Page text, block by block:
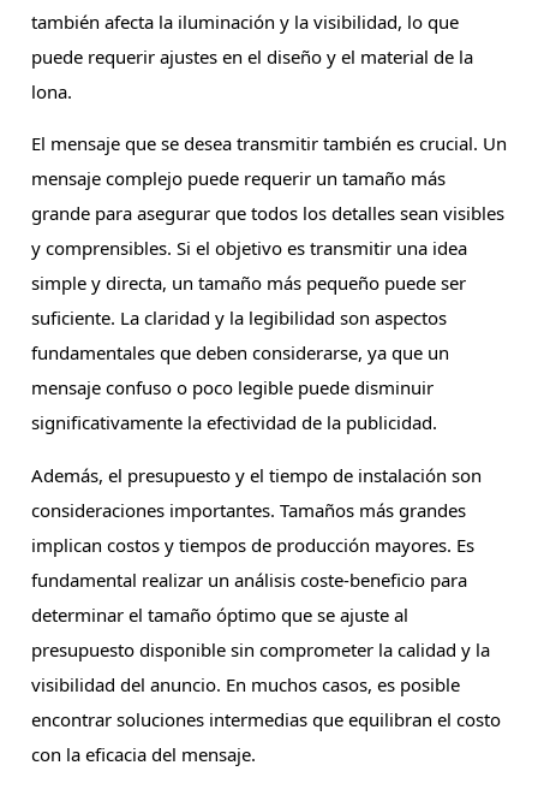
también afecta la iluminación y la visibilidad, lo que
puede requerir ajustes en el diseño y el material de la
lona.
El mensaje que se desea transmitir también es crucial. Un
mensaje complejo puede requerir un tamaño más
grande para asegurar que todos los detalles sean visibles
y comprensibles. Si el objetivo es transmitir una idea
simple y directa, un tamaño más pequeño puede ser
suficiente. La claridad y la legibilidad son aspectos
fundamentales que deben considerarse, ya que un
mensaje confuso o poco legible puede disminuir
significativamente la efectividad de la publicidad.
Además, el presupuesto y el tiempo de instalación son
consideraciones importantes. Tamaños más grandes
implican costos y tiempos de producción mayores. Es
fundamental realizar un análisis coste-beneficio para
determinar el tamaño óptimo que se ajuste al
presupuesto disponible sin comprometer la calidad y la
visibilidad del anuncio. En muchos casos, es posible
encontrar soluciones intermedias que equilibran el costo
con la eficacia del mensaje.